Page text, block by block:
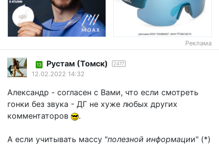
Реклама
13 Рустам (Томск) 2477
12.02.2022 14:32
Александр - согласен с Вами, что если смотреть
гонки без звука - ДГ не хуже любых других
комментаторов
.
А если учитывать массу "полезной информации" (*)